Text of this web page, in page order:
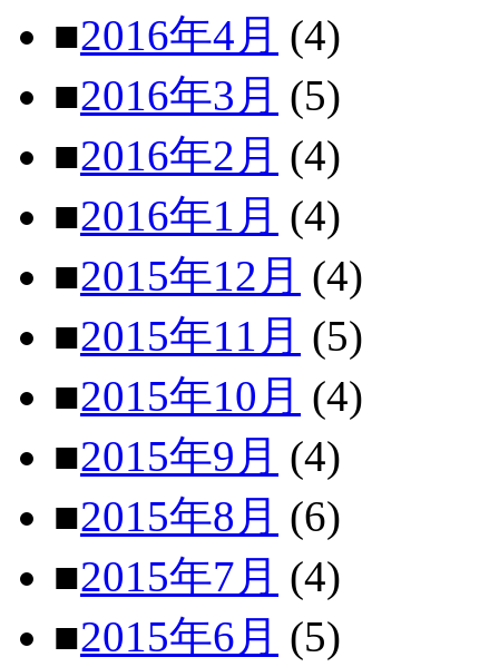
■2016年4月 (4)
■2016年3月 (5)
■2016年2月 (4)
■2016年1月 (4)
■2015年12月 (4)
■2015年11月 (5)
■2015年10月 (4)
■2015年9月 (4)
■2015年8月 (6)
■2015年7月 (4)
■2015年6月 (5)